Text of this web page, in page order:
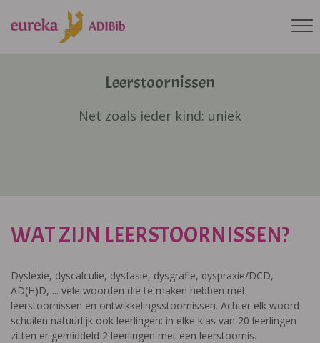
Leerstoornissen
Net zoals ieder kind: uniek
WAT ZIJN LEERSTOORNISSEN?
Dyslexie, dyscalculie, dysfasie, dysgrafie, dyspraxie/DCD,
AD(H)D, ... vele woorden die te maken hebben met
leerstoornissen en ontwikkelingsstoornissen. Achter elk woord
schuilen natuurlijk ook leerlingen: in elke klas van 20 leerlingen
zitten er gemiddeld 2 leerlingen met een leerstoornis.